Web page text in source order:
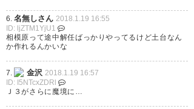
西ケ谷さんのSC相模原監督就
任！ マジ驚いた！
https://t.co/aKuw3IGHqe
— hal5100 (hal5100)
19
6. 名無しさん 2018.1.19 16:55
ID: ljZTM1YjU1
相模原って途中解任ばっかりやってるけど土台なん
か作れるんかいな
7. 金沢 2018.1.19 16:57
ID: I5NTcxZDRl
Ｊ３がさらに魔境に…